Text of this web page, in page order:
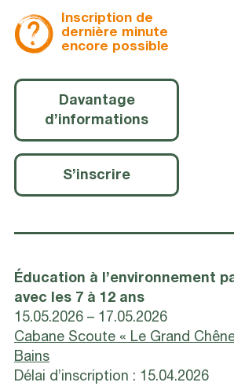
Inscription de
dernière minute
encore possible
Davantage
d’informations
S’inscrire
Éducation à l’environnement
avec les 7 à 12 ans
15.05.2026 – 17.05.2026
Cabane Scoute « Le Grand
Bains
Délai d’inscription : 15.04.2026